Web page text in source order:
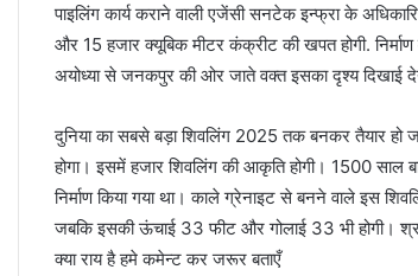
पाइलिंग कार्य कराने वाली एजेंसी सनटेक इन्फ्रा के
और 15 हजार क्यूबिक मीटर कंक्रीट की खपत होगी. निर्माण
अयोध्या से जनकपुर की ओर जाते वक्त इसका दृश्य दिखाई
दुनिया का सबसे बड़ा शिवलिंग 2025 तक बनकर तैयार हो
होगा। इसमें हजार शिवलिंग की आकृति होगी। 1500 साल
निर्माण किया गया था। काले ग्रेनाइट से बनने वाले इस
जबकि इसकी ऊंचाई 33 फीट और गोलाई 33 भी होगी।
क्या राय है हमे कमेन्ट कर जरूर बताएँ